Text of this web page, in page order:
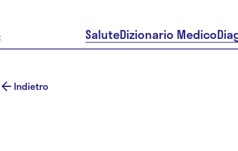
SaluteDizionario Medico
Indietro